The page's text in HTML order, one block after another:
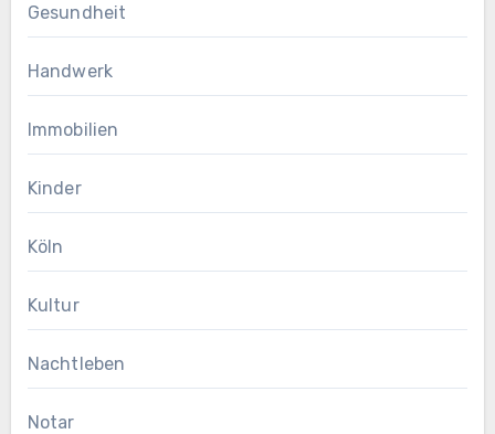
Gesundheit
Handwerk
Immobilien
Kinder
Köln
Kultur
Nachtleben
Notar